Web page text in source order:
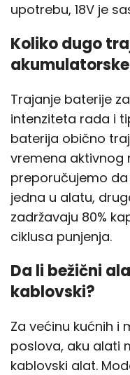
upotrebu, 18V je
Koliko dugo
Trajanje baterije
intenziteta rada i
baterija obično
vremena aktivnog
preporučujemo
jedna u alatu,
zadržavaju 80%
ciklusa punjenja.
Da li bežični
kablovski?
Za većinu kućnih i
poslova, aku alati
kablovski alat.